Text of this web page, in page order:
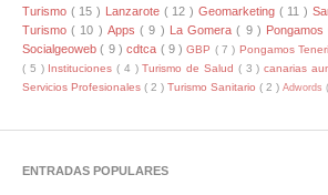
Turismo ( 15 ) Lanzarote ( 12 ) Geomarketing ( 11 )
Turismo( 10 ) Apps( 9 ) La Gomera( 9 )
Socialgeoweb( 9 )cdtca ( 9 )GBP ( 7 ) Pongamos
( 5 ) Instituciones( 4 )Turismo de Salud ( 3 )canarias
Servicios Profesionales ( 2 ) Turismo Sanitario ( 2 ) Adwords
ENTRADAS POPULARES